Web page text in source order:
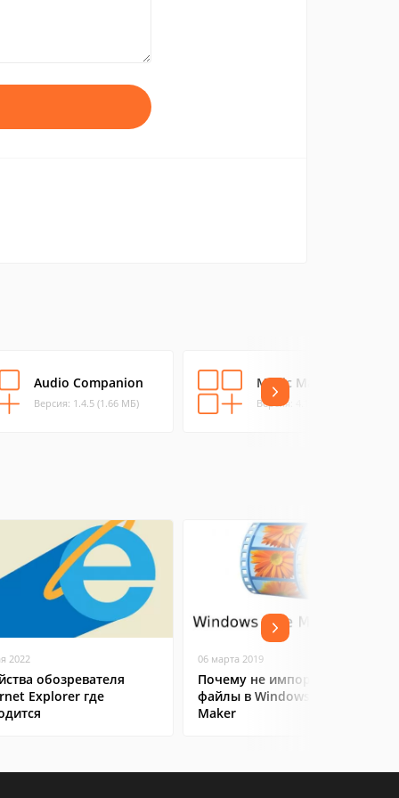
Audio Companion
Версия: 1.4.5 (1.66 МБ)
Music Man
Версия: 4.1.2 (11.1 МБ)
2022
обозревателя
Explorer где
06 марта 2019
Почему не импортируются
файлы в Windows Movie
Maker